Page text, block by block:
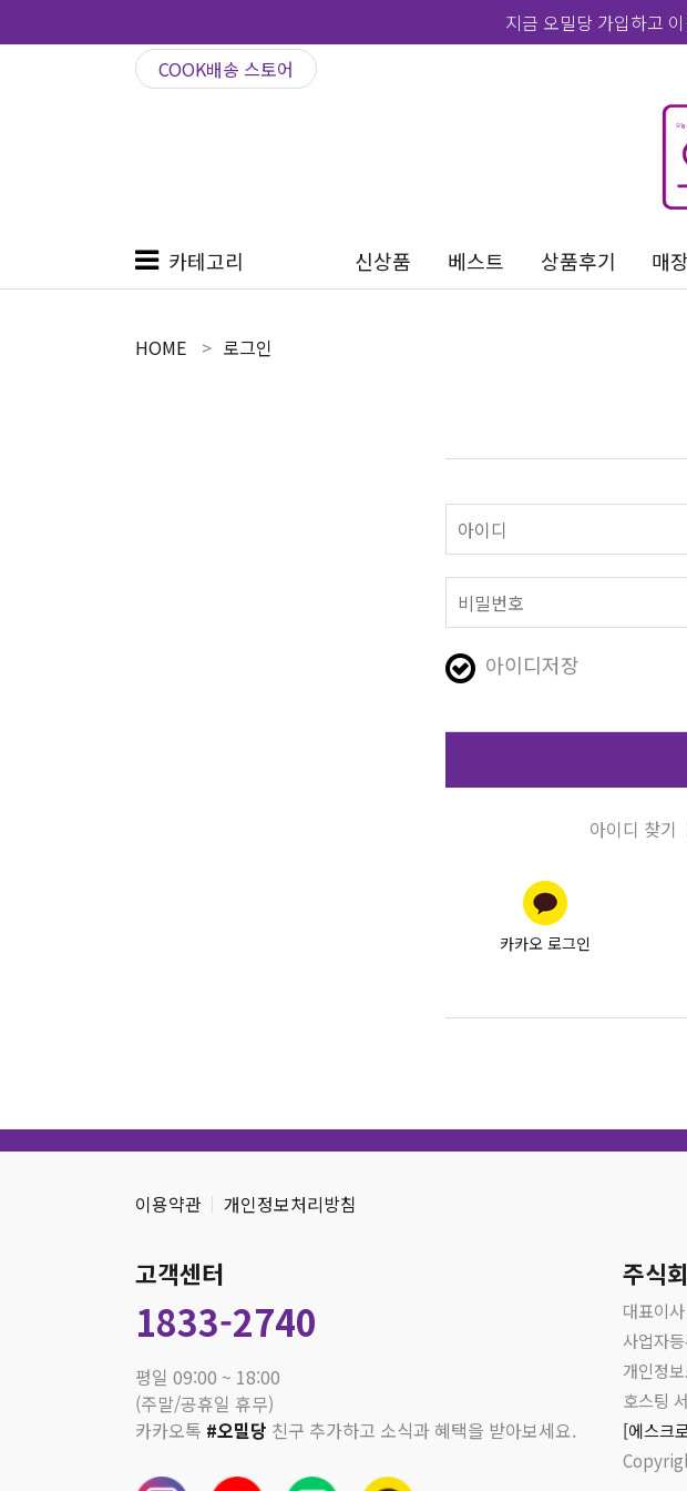
지금 오밀당 가입하고
COOK배송 스토어
카테고리 신상품 베스트 상품후기 매
HOME 로그인
아이디저장
아이디 찾기
카카오 로그인
이용약관 개인정보처리방침
고객센터
1833-2740
평일 09:00 ~ 18:00
(주말/공휴일 휴무)
카카오톡 #오밀당 친구 추가하고 소식과 혜택을 받아보세요.
주식
대표이
사업자
개인정
호스팅
[에스크